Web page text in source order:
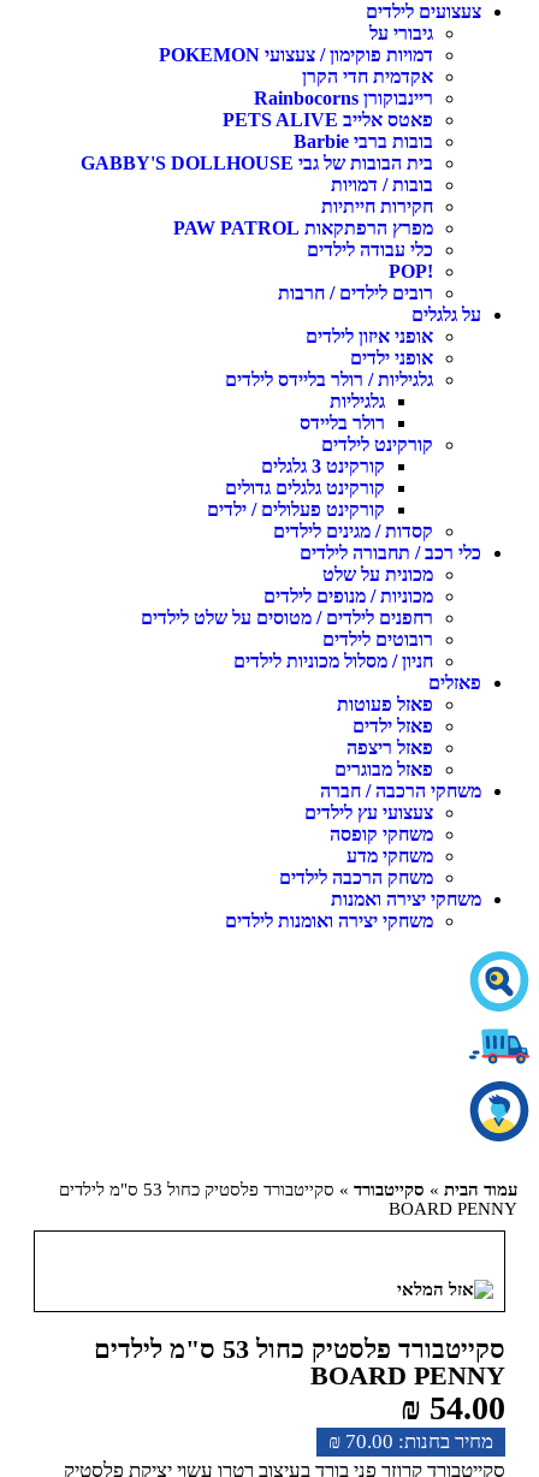
צעצועים לילדים
גיבורי על
דמויות פוקימון / צעצועי POKEMON
אקדמית חדי הקרן
ריינבוקורן Rainbocorns
פאטס אלייב PETS ALIVE
בובות ברבי Barbie
בית הבובות של גבי GABBY'S DOLLHOUSE
בובות / דמויות
חקירות חייתיות
מפרץ הרפתקאות PAW PATROL
כלי עבודה לילדים
!POP
רובים לילדים / חרבות
על גלגלים
אופני איזון לילדים
אופני ילדים
גלגיליות / רולר בליידס לילדים
גלגיליות
רולר בליידס
קורקינט לילדים
קורקינט 3 גלגלים
קורקינט גלגלים גדולים
קורקינט פעלולים / ילדים
קסדות / מגינים לילדים
כלי רכב / תחבורה לילדים
מכונית על שלט
מכוניות / מנופים לילדים
רחפנים לילדים / מטוסים על שלט לילדים
רובוטים לילדים
חניון / מסלול מכוניות לילדים
פאזלים
פאזל פעוטות
פאזל ילדים
פאזל ריצפה
פאזל מבוגרים
משחקי הרכבה / חברה
צעצועי עץ לילדים
משחקי קופסה
משחקי מדע
משחק הרכבה לילדים
משחקי יצירה ואמנות
משחקי יצירה ואומנות לילדים
עמוד הבית » סקייטבורד
» סקייטבורד פלסטיק כחול 53 ס"מ לילדים
BOARD PENNY
סקייטבורד פלסטיק כחול 53 ס"מ לילדים
BOARD PENNY
₪ 70.00
₪ 54.00
סקייטבורד קרוזר פני בורד בעיצוב רטרו עשוי יציקת פלסטיק